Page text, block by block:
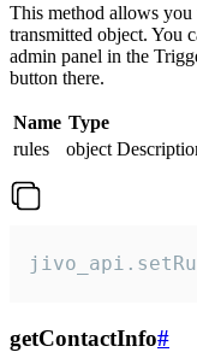
This method allows you
transmitted object. You
admin panel in the
button there.
Name Type
rules
object
getContactInfo#